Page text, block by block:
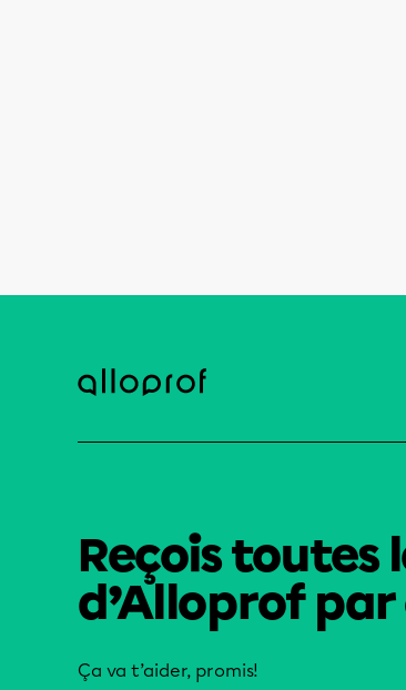
Reçois toutes
d’Alloprof
Ça va t’aider, promis!